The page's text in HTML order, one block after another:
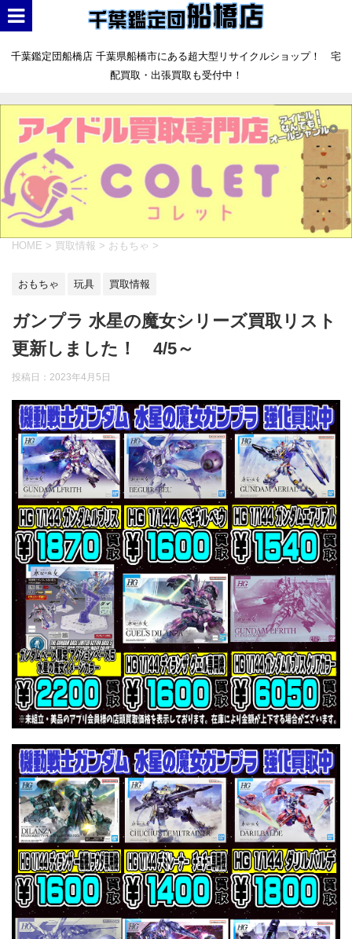
千葉鑑定団船橋店 千葉県船橋市にある超大型リサイクルショップ！ 宅
配買取・出張買取も受付中！
HOME > 買取情報 > おもちゃ >
おもちゃ 玩具 買取情報
ガンプラ 水星の魔女シリーズ買取リスト
更新しました！ 4/5～
投稿日： 2023年4月5日